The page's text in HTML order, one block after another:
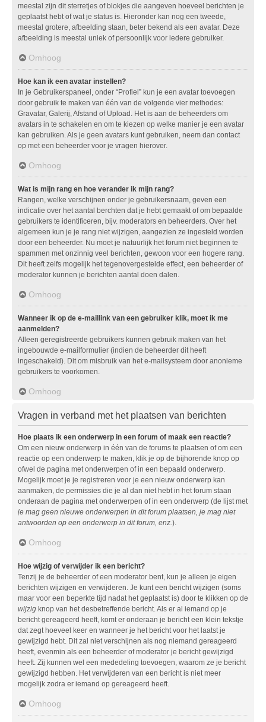
meestal zijn dit sterretjes of blokjes die aangeven hoeveel berichten je
geplaatst hebt of wat je status is. Hieronder kan nog een tweede,
meestal grotere, afbeelding staan, beter bekend als een avatar. Deze
afbeelding is meestal uniek of persoonlijk voor iedere gebruiker.
Omhoog
Hoe kan ik een avatar instellen?
In je Gebruikerspaneel, onder “Profiel” kun je een avatar toevoegen
door gebruik te maken van één van de volgende vier methodes:
Gravatar, Galerij, Afstand of Upload. Het is aan de beheerders om
avatars in te schakelen en om te kiezen op welke manier je een avatar
kan gebruiken. Als je geen avatars kunt gebruiken, neem dan contact
op met een beheerder voor je vragen hierover.
Omhoog
Wat is mijn rang en hoe verander ik mijn rang?
Rangen, welke verschijnen onder je gebruikersnaam, geven een
indicatie over het aantal berchten dat je hebt gemaakt of om bepaalde
gebruikers te identificeren, bijv. moderators en beheerders. Over het
algemeen kun je je rang niet wijzigen, aangezien ze ingesteld worden
door een beheerder. Nu moet je natuurlijk het forum niet beginnen te
spammen met onzinnig veel berichten, gewoon voor een hogere rang.
Dit heeft zelfs mogelijk het tegenovergestelde effect, een beheerder of
moderator kunnen je berichten aantal doen dalen.
Omhoog
Wanneer ik op de e-maillink van een gebruiker klik, moet ik me
aanmelden?
Alleen geregistreerde gebruikers kunnen gebruik maken van het
ingebouwde e-mailformulier (indien de beheerder dit heeft
ingeschakeld). Dit om misbruik van het e-mailsysteem door anonieme
gebruikers te voorkomen.
Omhoog
Vragen in verband met het plaatsen van berichten
Hoe plaats ik een onderwerp in een forum of maak een reactie?
Om een nieuw onderwerp in één van de forums te plaatsen of om een
reactie op een onderwerp te maken, klik je op de bijhorende knop op
ofwel de pagina met onderwerpen of in een bepaald onderwerp.
Mogelijk moet je je registreren voor je een nieuw onderwerp kan
aanmaken, de permissies die je al dan niet hebt in het forum staan
onderaan de pagina met onderwerpen of in een onderwerp (de lijst met
je mag geen nieuwe onderwerpen in dit forum plaatsen, je mag niet
antwoorden op een onderwerp in dit forum, enz. ).
Omhoog
Hoe wijzig of verwijder ik een bericht?
Tenzij je de beheerder of een moderator bent, kun je alleen je eigen
berichten wijzigen en verwijderen. Je kunt een bericht wijzigen (soms
maar voor een beperkte tijd nadat het geplaatst is) door te klikken op de
wijzig knop van het desbetreffende bericht. Als er al iemand op je
bericht gereageerd heeft, komt er onderaan je bericht een klein tekstje
dat zegt hoeveel keer en wanneer je het bericht voor het laatst je
gewijzigd hebt. Dit zal niet verschijnen als nog niemand gereageerd
heeft, evenmin als een beheerder of moderator je bericht gewijzigd
heeft. Zij kunnen wel een mededeling toevoegen, waarom ze je bericht
gewijzigd hebben. Het verwijderen van een bericht is niet meer
mogelijk zodra er iemand op gereageerd heeft.
Omhoog